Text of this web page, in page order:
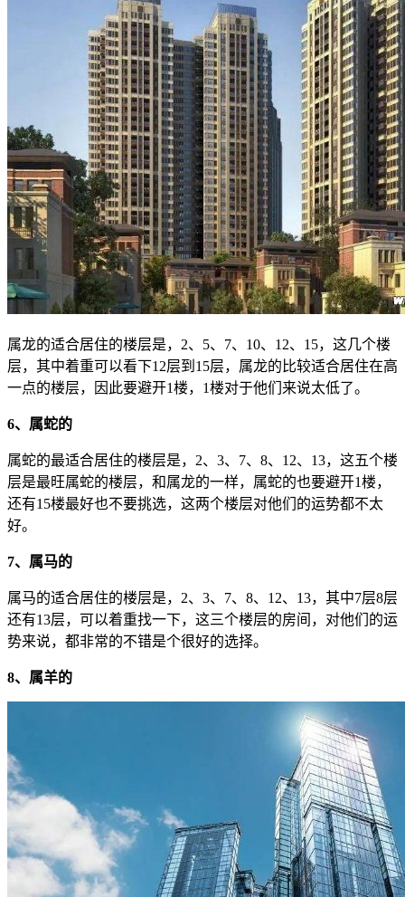
属龙的适合居住的楼层是，2、5、7、10、12、15，这几个楼
层，其中着重可以看下12层到15层，属龙的比较适合居住在高
一点的楼层，因此要避开1楼，1楼对于他们来说太低了。
6、属蛇的
属蛇的最适合居住的楼层是，2、3、7、8、12、13，这五个楼
层是最旺属蛇的楼层，和属龙的一样，属蛇的也要避开1楼，
还有15楼最好也不要挑选，这两个楼层对他们的运势都不太
好。
7、属马的
属马的适合居住的楼层是，2、3、7、8、12、13，其中7层8层
还有13层，可以着重找一下，这三个楼层的房间，对他们的运
势来说，都非常的不错是个很好的选择。
8、属羊的